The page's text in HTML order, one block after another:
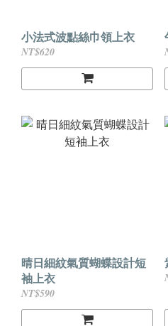
小法式波點絲巾領上衣
NT$620
晴日細紋氣質蝴蝶設計短
袖上衣
NT$590